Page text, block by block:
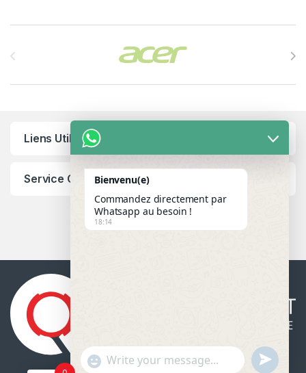
Liens Utiles
Service ClientBienvenu(e)
Commandez directement par
Whatsapp au besoin !
18:14
"
WhatsApp Message
u